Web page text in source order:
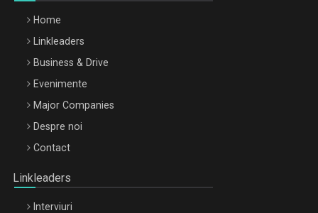
Be Inspired. Make it Happen!, ARTEMIS LETO, ORADEA, 8
Octombrie
Home
Linkleaders
Business & Drive
Evenimente
Major Companies
Despre noi
Contact
Linkleaders
Interviuri